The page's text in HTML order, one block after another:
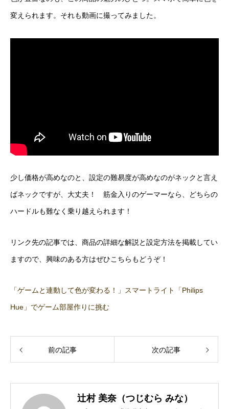
変えられます。それも動画に撮ってみました。
少し価格が高めなのと、設定の難易度が高めなのがネックと言え
ばネックですが、大丈夫！ 筋金入りのゲーマーなら、どちらの
ハードルも難なく乗り越えられます！
リンク先の記事では、商品の詳細な解説と設定方法を掲載してい
ますので、興味のある方はぜひこちらもどうぞ！
「ゲームと連動して色が変わる！」スマートライト「Philips
Hue」でゲーム部屋作りに挑む
前の記事 次の記事
辻村 美奈（つじむら みな）